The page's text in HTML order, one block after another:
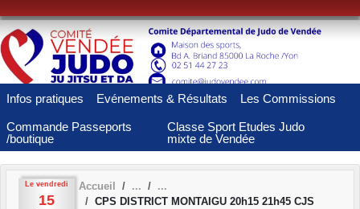
Infos pratiques Evénements & Résultats Les Commissions
Commande Passeports
/boutique
Classe Sport Etudes Judo
mixte de Vendée
Le vendredi
15
Accueil
CPS DISTRICT MONTAIGU 20h15 21h45 CJS